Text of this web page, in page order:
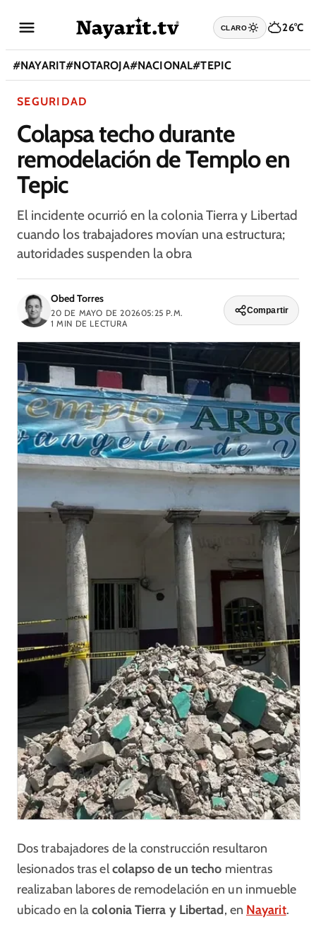
CLARO 26°C
#NAYARIT#NOTAROJA#NACIONAL#TEPIC
SEGURIDAD
Colapsa techo durante
remodelación de Templo en
Tepic
El incidente ocurrió en la colonia Tierra y Libertad
cuando los trabajadores movían una estructura;
autoridades suspenden la obra
Obed Torres
20 DE MAYO DE 202605:25 P.M.
1 MIN DE LECTURA
Compartir
Dos trabajadores de la construcción resultaron
lesionados tras elcolapso de un techo mientras
realizaban labores de remodelación en un inmueble
ubicado en lacolonia Tierra y Libertad, en Nayarit.